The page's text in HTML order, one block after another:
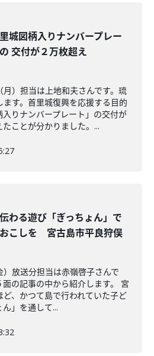
里城図柄入りナンバープレー
交付が２万枚超え
月）担当は上地和夫さんです。琉
す。首里城復興を応援する目的
りナンバープレート」の交付が
ことが分かりました。...
わる遊び「ぎっちょん」で
こしを 宮古島市平良狩俣
）放送分担当は赤嶺啓子さんで
の記事の中から紹介します。 宮
、かつて島で行われていた子ど
」を通して...